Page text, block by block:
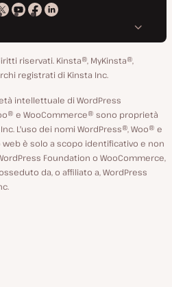
Kinsta
X
Kinsta
YouTube
Kinsta
Facebook
Kinsta
LinkedIn
riservati. Kinsta®, MyKinsta®,
registrati di Kinsta Inc.
intellettuale di WordPress
e WooCommerce® sono proprietà
L'uso dei nomi WordPress®, Woo® e
è solo a scopo identificativo e non
Foundation o WooCommerce,
da, o affiliato a, WordPress